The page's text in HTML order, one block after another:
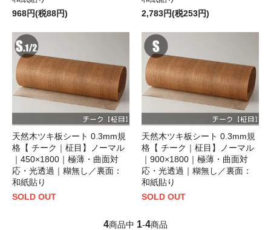
968円(税88円)
2,783円(税253円)
天然木ツキ板シート 0.3mm規
格【 チーク｜柾目】ノーマル
｜450×1800｜極薄・曲面対
応・光透過｜糊無し／裏面：
和紙貼り
SOLD OUT
天然木ツキ板シート 0.3mm規
格【 チーク｜柾目】ノーマル
｜900×1800｜極薄・曲面対
応・光透過｜糊無し／裏面：
和紙貼り
SOLD OUT
4商品中 1-4商品